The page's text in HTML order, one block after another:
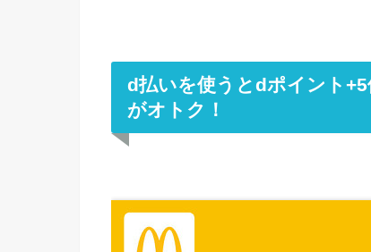
d払いを使うとdポイント
がオトク！